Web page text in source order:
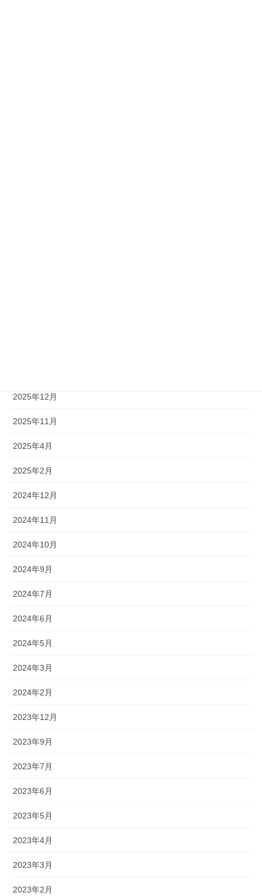
2025年12月
2025年11月
2025年4月
2025年2月
2024年12月
2024年11月
2024年10月
2024年9月
2024年7月
2024年6月
2024年5月
2024年3月
2024年2月
2023年12月
2023年9月
2023年7月
2023年6月
2023年5月
2023年4月
2023年3月
2023年2月